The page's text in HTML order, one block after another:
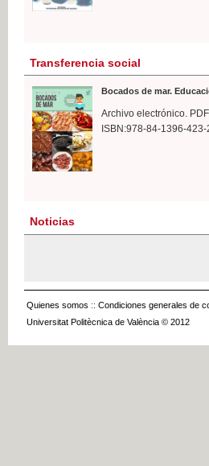
Transferencia social
Bocados de mar.
Archivo electrónico.
ISBN:978-84-1396-423-
Noticias
Quienes somos :: Condiciones generales de
Universitat Politècnica de València © 2012